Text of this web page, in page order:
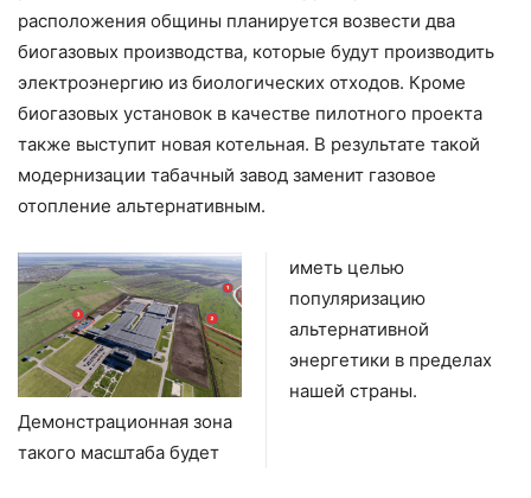
расположения общины планируется возвести два
биогазовых производства, которые будут производить
электроэнергию из биологических отходов. Кроме
биогазовых установок в качестве пилотного проекта
также выступит новая котельная. В результате такой
модернизации табачный завод заменит газовое
отопление альтернативным.
Демонстрационная зона
такого масштаба будет
иметь целью
популяризацию
альтернативной
энергетики в пределах
нашей страны.